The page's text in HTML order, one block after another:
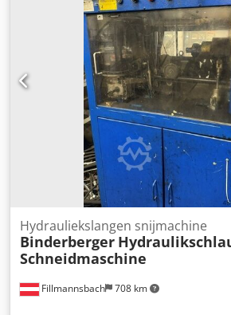
Fillmannsbach 708 km
Hydrauliekslangen snijmachine
Binderberger
Schneidmaschine